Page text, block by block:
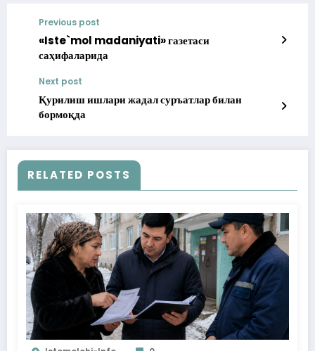
Previous post
«Iste`mol madaniyati» газетаси
саҳифаларида
Next post
Қурилиш ишлари жадал суръатлар билан
бормоқда
RELATED POSTS